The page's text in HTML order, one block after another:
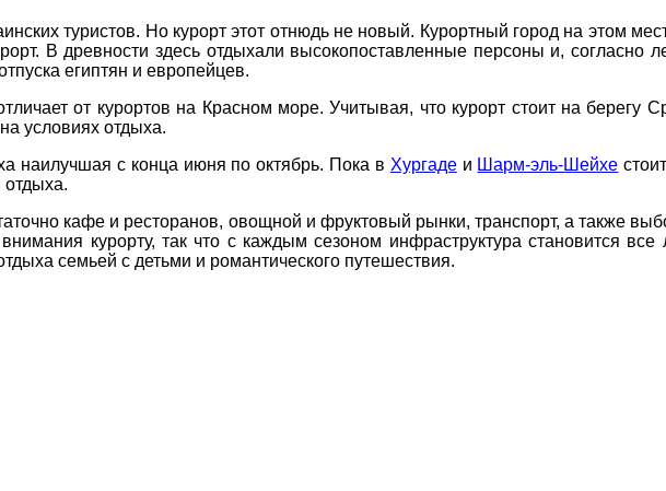
туристов. Но курорт этот отнюдь не новый. Курортный город на этом
В древности здесь отдыхали высокопоставленные персоны и, согласно
египтян и европейцев.
от курортов на Красном море. Учитывая, что курорт стоит на берегу
условиях отдыха.
наилучшая с конца июня по октябрь. Пока в Хургадеи Шарм-эль-Шейхе
отдыха.
кафе и ресторанов, овощной и фруктовый рынки, транспорт, а также
курорту, так что с каждым сезоном инфраструктура становится
семьей с детьми и романтического путешествия.